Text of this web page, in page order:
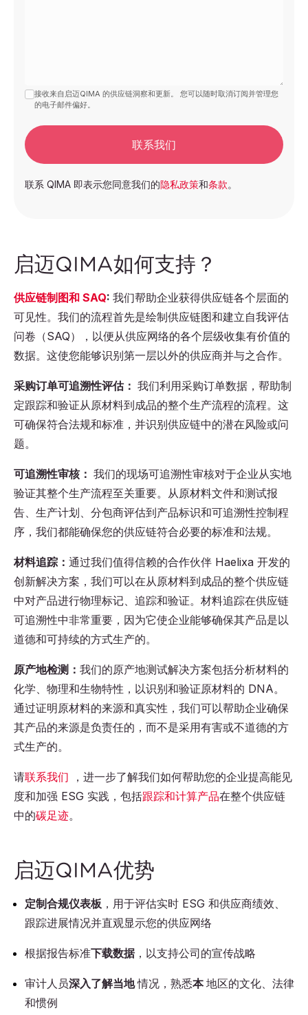
接收来自启迈QIMA 的供应链洞察和更新。 您可以随时取消订阅并管理您
的电子邮件偏好。
联系我们
联系 QIMA 即表示您同意我们的隐私政策和条款。
启迈QIMA如何支持？
供应链制图和 SAQ: 我们帮助企业获得供应链各个层面的
可见性。我们的流程首先是绘制供应链图和建立自我评估
问卷（SAQ），以便从供应网络的各个层级收集有价值的
数据。这使您能够识别第一层以外的供应商并与之合作。
采购订单可追溯性评估： 我们利用采购订单数据，帮助制
定跟踪和验证从原材料到成品的整个生产流程的流程。这
可确保符合法规和标准，并识别供应链中的潜在风险或问
题。
可追溯性审核： 我们的现场可追溯性审核对于企业从实地
验证其整个生产流程至关重要。从原材料文件和测试报
告、生产计划、分包商评估到产品标识和可追溯性控制程
序，我们都能确保您的供应链符合必要的标准和法规。
材料追踪： 通过我们值得信赖的合作伙伴 Haelixa 开发的
创新解决方案，我们可以在从原材料到成品的整个供应链
中对产品进行物理标记、追踪和验证。材料追踪在供应链
可追溯性中非常重要，因为它使企业能够确保其产品是以
道德和可持续的方式生产的。
原产地检测： 我们的原产地测试解决方案包括分析材料的
化学、物理和生物特性，以识别和验证原材料的 DNA。
通过证明原材料的来源和真实性，我们可以帮助企业确保
其产品的来源是负责任的，而不是采用有害或不道德的方
式生产的。
请联系我们
，进一步了解我们如何帮助您的企业提高能见
度和加强 ESG 实践，包括跟踪和计算产品在整个供应链
中的碳足迹。
启迈QIMA优势
定制合规仪表板 ，用于评估实时 ESG 和供应商绩效、
跟踪进展情况并直观显示您的供应网络
根据报告标准下载数据，以支持公司的宣传战略
审计人员深入了解当地情况，熟悉本地区的文化、法律
和惯例